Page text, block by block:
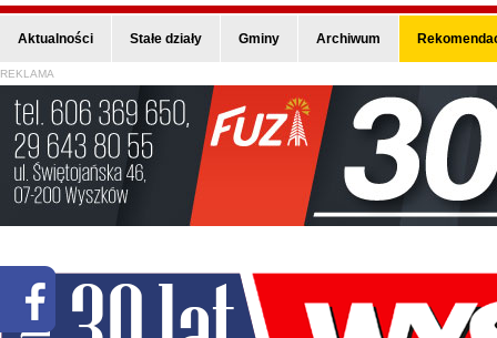
Aktualności Stałe działy Gminy Archiwum
REKLAMA